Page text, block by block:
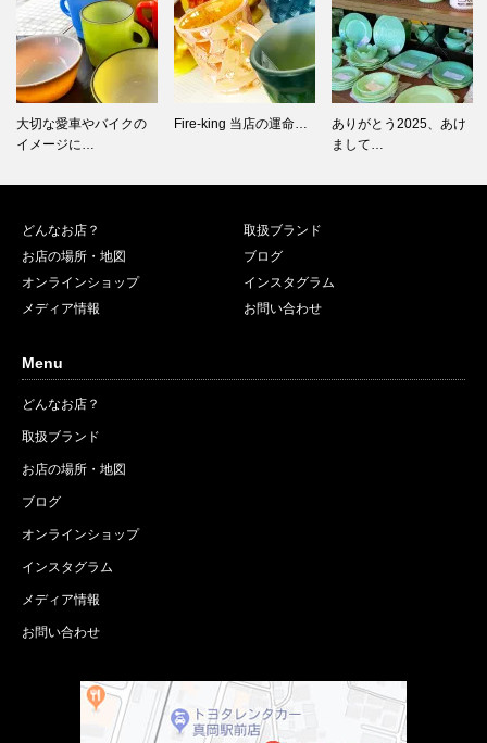
Fire-king 当店の運命…
ありがとう2025、あけ
Fire-king 1960年…
どんなお店？
取扱ブランド
お店の場所・地図
ブログ
オンラインショップ
インスタグラム
メディア情報
お問い合わせ
Menu
どんなお店？
取扱ブランド
お店の場所・地図
ブログ
オンラインショップ
インスタグラム
メディア情報
お問い合わせ